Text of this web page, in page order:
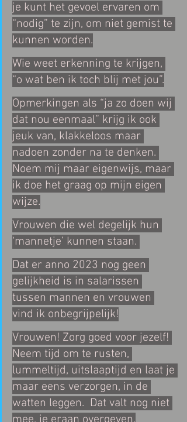
je kunt het gevoel ervaren om
“nodig” te zijn, om niet gemist te
kunnen worden.
Wie weet erkenning te krijgen,
“o wat ben ik toch blij met jou”.
Opmerkingen als “ja zo doen wij
dat nou eenmaal” krijg ik ook
jeuk van, klakkeloos maar
nadoen zonder na te denken.
Noem mij maar eigenwijs, maar
ik doe het graag op mijn eigen
wijze.
Vrouwen die wel degelijk hun
‘mannetje’ kunnen staan.
Dat er anno 2023 nog geen
gelijkheid is in salarissen
tussen mannen en vrouwen
vind ik onbegrijpelijk!
Vrouwen! Zorg goed voor jezelf!
Neem tijd om te rusten,
lummeltijd, uitslaaptijd en laat je
maar eens verzorgen, in de
watten leggen.  Dat valt nog niet